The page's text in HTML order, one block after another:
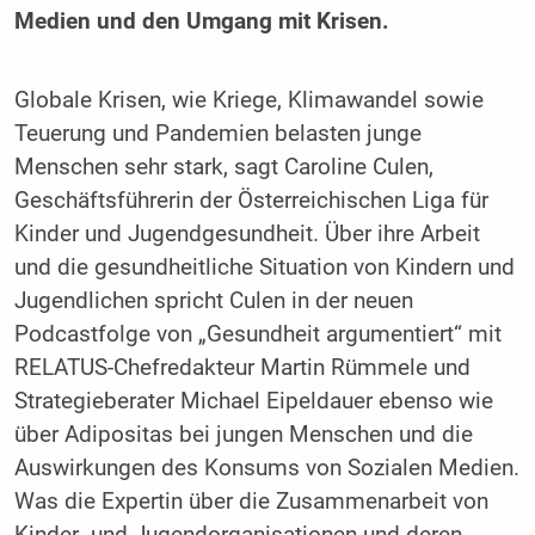
Medien und den Umgang mit Krisen.
Globale Krisen, wie Kriege, Klimawandel sowie
Teuerung und Pandemien belasten junge
Menschen sehr stark, sagt Caroline Culen,
Geschäftsführerin der Österreichischen Liga für
Kinder und Jugendgesundheit. Über ihre Arbeit
und die gesundheitliche Situation von Kindern und
Jugendlichen spricht Culen in der neuen
Podcastfolge von „Gesundheit argumentiert“ mit
RELATUS-Chefredakteur Martin Rümmele und
Strategieberater Michael Eipeldauer ebenso wie
über Adipositas bei jungen Menschen und die
Auswirkungen des Konsums von Sozialen Medien.
Was die Expertin über die Zusammenarbeit von